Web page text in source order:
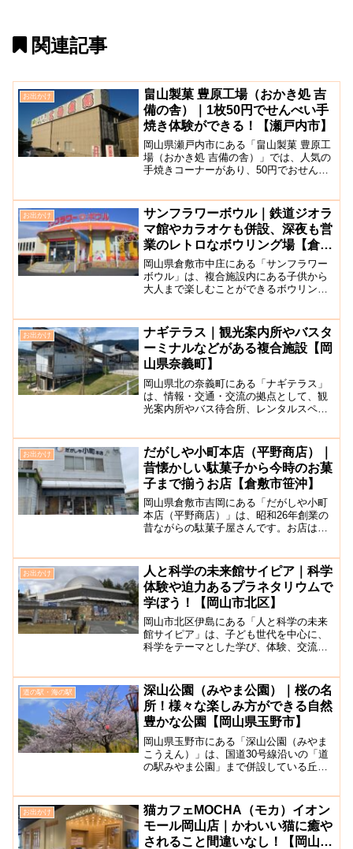
関連記事
お出かけ
畠山製菓 豊原工場（おかき処 吉
備の舎）｜1枚50円でせんべい手
焼き体験ができる！【瀬戸内市】
岡山県瀬戸内市にある「畠山製菓 豊原工
場（おかき処 吉備の舎）」では、人気の
手焼きコーナーがあり、50円でおせんべ
事務所や直売店は当時の小学校舎を一部
そのまま利用して...
お出かけ
サンフラワーボウル｜鉄道ジオラ
マ館やカラオケも併設、深夜も営
業のレトロなボウリング場【倉敷
市中庄】
岡山県倉敷市中庄にある「サンフラワー
ボウル」は、複合施設内にある子供から
大人まで楽しむことができるボウリング
クラブなどがあり、ボウリングと併せて
楽しむのもおすすめですよ...
お出かけ
ナギテラス｜観光案内所やバスタ
ーミナルなどがある複合施設【岡
山県奈義町】
岡山県北の奈義町にある「ナギテラス」
は、情報・交通・交流の拠点として、観
光案内所やバス待合所、レンタルスペー
から子ども、観光客や奈義町内外の人た
ちの憩いの場所とし...
お出かけ
だがしや小町本店（平野商店）｜
昔懐かしい駄菓子から今時のお菓
子まで揃うお店【倉敷市笹沖】
岡山県倉敷市吉岡にある「だがしや小町
本店（平野商店）」は、昭和26年創業の
昔ながらの駄菓子屋さんです。お店は、
れており店内には約3000種類のお菓子や
玩具が所狭しと並べ...
お出かけ
人と科学の未来館サイピア｜科学
体験や迫力あるプラネタリウムで
学ぼう！【岡山市北区】
岡山市北区伊島にある「人と科学の未来
館サイピア」は、子ども世代を中心に、
科学をテーマとした学び、体験、交流を
しむことができます。施設のメインであ
る「サイエンスドーム」では...
道の駅・海の駅
深山公園（みやま公園）｜桜の名
所！様々な楽しみ方ができる自然
豊かな公園【岡山県玉野市】
岡山県玉野市にある「深山公園（みやま
こうえん）」は、国道30号線沿いの「道
の駅みやま公園」まで併設している丘陵
なっているほか、ツツジ、アジサイ、ス
イレン、梅など30...
お出かけ
猫カフェMOCHA（モカ）イオン
モール岡山店｜かわいい猫に癒や
されること間違いなし！【岡山市